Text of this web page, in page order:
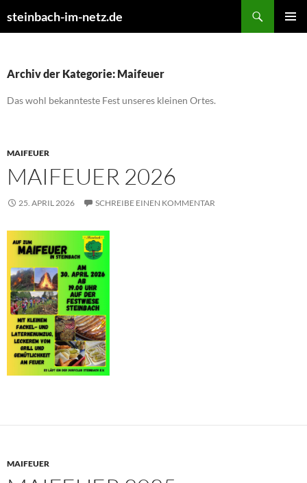
steinbach-im-netz.de
Archiv der Kategorie: Maifeuer
Das wohl bekannteste Fest unseres kleinen Ortes.
MAIFEUER
MAIFEUER 2026
25. APRIL 2026 SCHREIBE EINEN KOMMENTAR
MAIFEUER